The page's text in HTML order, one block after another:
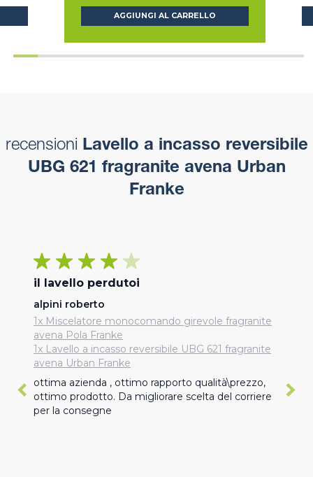
AGGIUNGI AL CARRELLO
recensioni Lavello a incasso reversibile
UBG 621 fragranite avena Urban
Franke
il lavello perdutoi
alpini roberto
1x Miscelatore monocomando girevole fragranite
avena Pola Franke
1x Lavello a incasso reversibile UBG 621 fragranite
avena Urban Franke
ottima azienda , ottimo rapporto qualità\prezzo,
ottimo prodotto. Da migliorare scelta del corriere
per la consegne